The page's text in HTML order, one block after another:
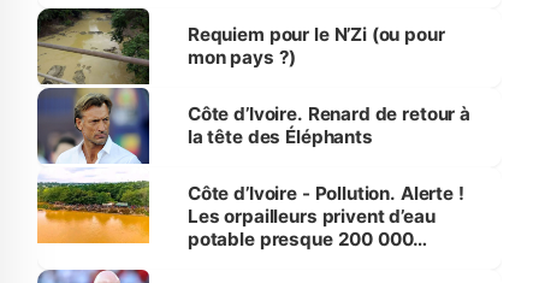
Requiem pour le N’Zi (ou pour
mon pays ?)
Côte d’Ivoire. Renard de retour à
la tête des Éléphants
Côte d’Ivoire - Pollution. Alerte !
Les orpailleurs privent d’eau
potable presque 200 000